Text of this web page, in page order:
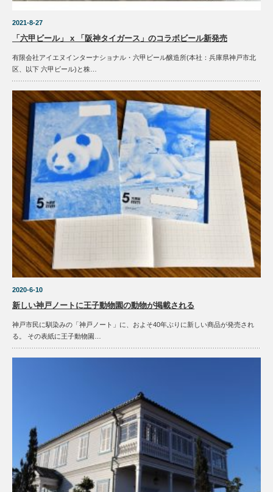
2021-8-27
「六甲ビール」 x 「阪神タイガース」のコラボビール新発売
有限会社アイエヌインターナショナル・六甲ビール醸造所(本社：兵庫県神戸市北
区、以下 六甲ビール)と株…
2020-6-10
新しい神戸ノートに王子動物園の動物が掲載される
神戸市民に馴染みの「神戸ノート」に、およそ40年ぶりに新しい商品が発売され
る。 その表紙に王子動物園…